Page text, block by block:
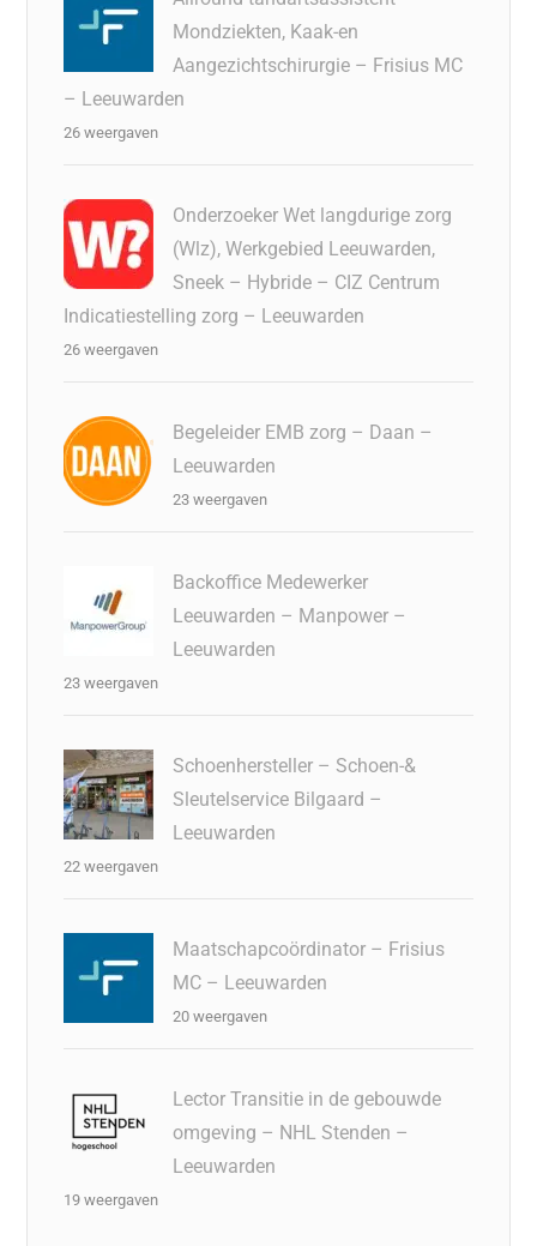
Mondziekten, Kaak-en
Aangezichtschirurgie – Frisius MC
– Leeuwarden
26 weergaven
Onderzoeker Wet langdurige zorg
(Wlz), Werkgebied Leeuwarden,
Sneek – Hybride – CIZ Centrum
Indicatiestelling zorg – Leeuwarden
26 weergaven
Begeleider EMB zorg – Daan –
Leeuwarden
23 weergaven
Backoffice Medewerker
Leeuwarden – Manpower –
Leeuwarden
23 weergaven
Schoenhersteller – Schoen-&
Sleutelservice Bilgaard –
Leeuwarden
22 weergaven
Maatschapcoördinator – Frisius
MC – Leeuwarden
20 weergaven
Lector Transitie in de gebouwde
omgeving – NHL Stenden –
Leeuwarden
19 weergaven